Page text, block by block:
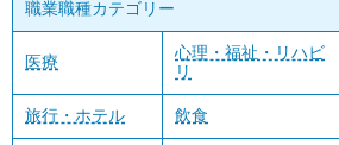
職業職種カテゴリー
医療
心理・福祉・リハビ
リ
旅行・ホテル 飲食